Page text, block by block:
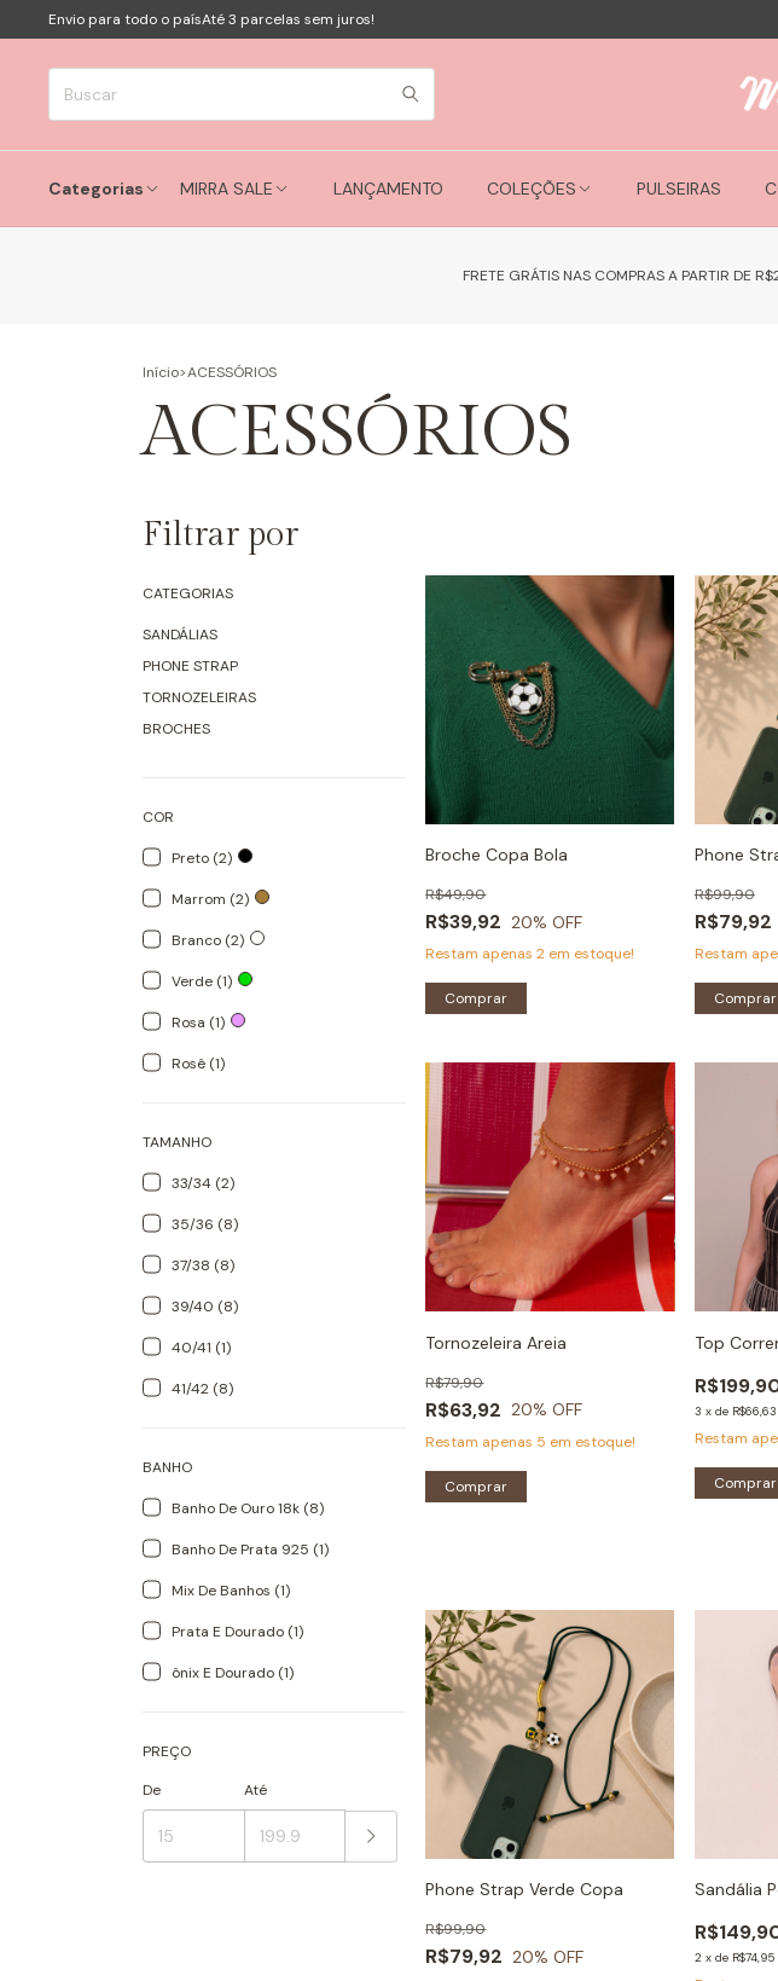
Envio para todo o paísAté 3 parcelas sem juros!
Categorias MIRRA SALE LANÇAMENTO COLEÇÕES PULSEIRAS
FRETE GRÁTIS NAS COMPRAS A PARTIR DE
Início>ACESSÓRIOS
ACESSÓRIOS
Filtrar por
CATEGORIAS
SANDÁLIAS
PHONE STRAP
TORNOZELEIRAS
BROCHES
COR
Preto (2)
Marrom (2)
Branco (2)
Verde (1)
Rosa (1)
Rosê (1)
TAMANHO
33/34 (2)
35/36 (8)
37/38 (8)
39/40 (8)
40/41 (1)
41/42 (8)
BANHO
Banho De Ouro 18k (8)
Banho De Prata 925 (1)
Mix De Banhos (1)
Prata E Dourado (1)
ônix E Dourado (1)
PREÇO
De
Até
Broche Copa Bola
R$39,92
R$49,90
20% OFF
Restam apenas2 em estoque!
Comprar
Phone
R$79,92
R$99,90
Restam
Comprar
Tornozeleira Areia
R$63,92
R$79,90
20% OFF
Restam apenas 5 em estoque!
Comprar
Top
3 x de R$66,63
Restam
Phone Strap Verde Copa
R$79,92
R$99,90
20% OFF
Sandália
2 x de R$74,95